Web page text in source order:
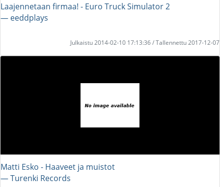
Laajennetaan firmaa! - Euro Truck Simulator 2
― eeddplays
Julkaistu 2014-02-10 17:13:36 / Tallennettu 2017-12-07
Matti Esko - Haaveet ja muistot
― Turenki Records